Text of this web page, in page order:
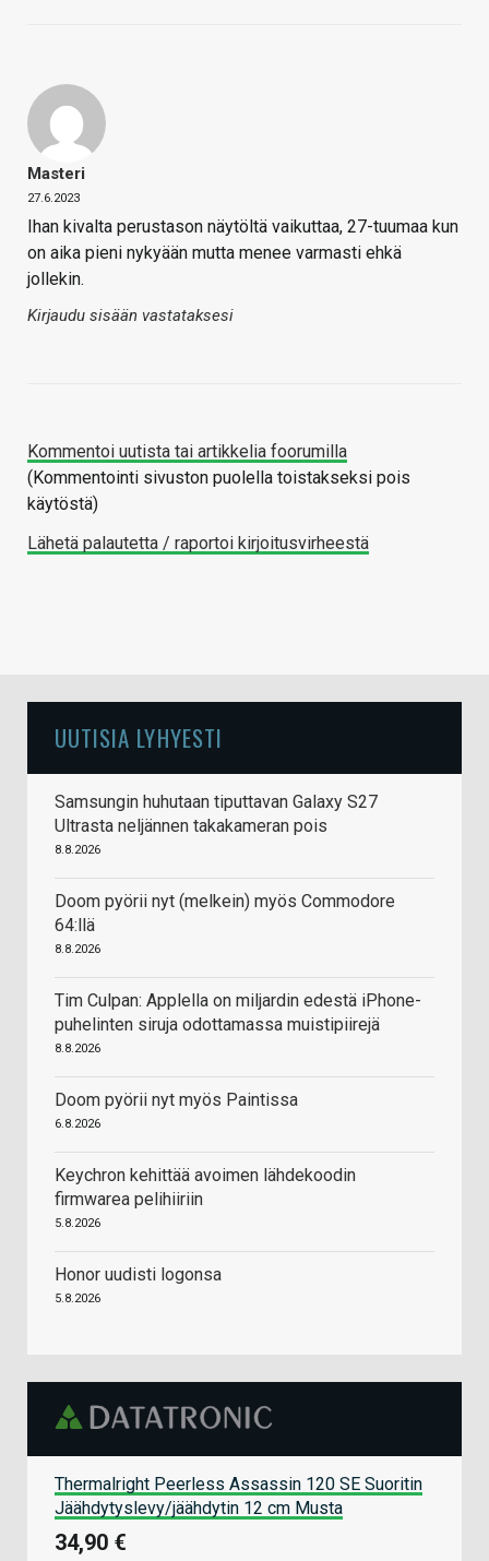
Masteri
27.6.2023
Ihan kivalta perustason näytöltä vaikuttaa, 27-tuumaa kun
on aika pieni nykyään mutta menee varmasti ehkä
jollekin.
Kirjaudu sisään vastataksesi
Kommentoi uutista tai artikkelia foorumilla
(Kommentointi sivuston puolella toistakseksi pois
käytöstä)
Lähetä palautetta / raportoi kirjoitusvirheestä
UUTISIA LYHYESTI
Samsungin huhutaan tiputtavan Galaxy S27
Ultrasta neljännen takakameran pois
8.8.2026
Doom pyörii nyt (melkein) myös Commodore
64:llä
8.8.2026
Tim Culpan: Applella on miljardin edestä iPhone-
puhelinten siruja odottamassa muistipiirejä
8.8.2026
Doom pyörii nyt myös Paintissa
6.8.2026
Keychron kehittää avoimen lähdekoodin
firmwarea pelihiiriin
5.8.2026
Honor uudisti logonsa
5.8.2026
Thermalright Peerless Assassin 120 SE Suoritin
Jäähdytyslevy/jäähdytin 12 cm Musta
34,90 €